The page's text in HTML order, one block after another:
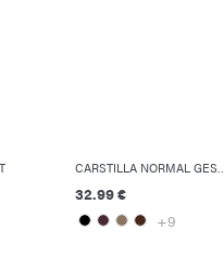
CARSTILLA NORMAL
32.99 €
+9